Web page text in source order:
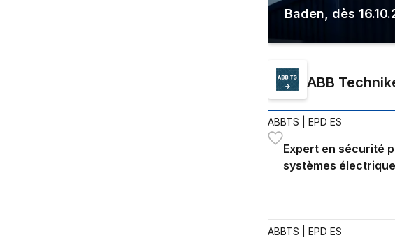
Baden, dès
ABB
ABBTS | EPD ES
Expert en sécurité
systèmes
ABBTS | EPD ES